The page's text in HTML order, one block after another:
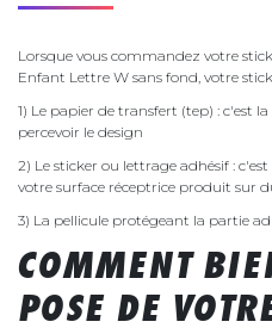
Lorsque vous commandez votre
Enfant Lettre W sans fond, votre
1) Le papier de transfert (tep) : c'est
percevoir le design
2) Le sticker ou lettrage adhésif :
votre surface réceptrice produit sur
3) La pellicule protégeant la partie
COMMENT
POSE DE